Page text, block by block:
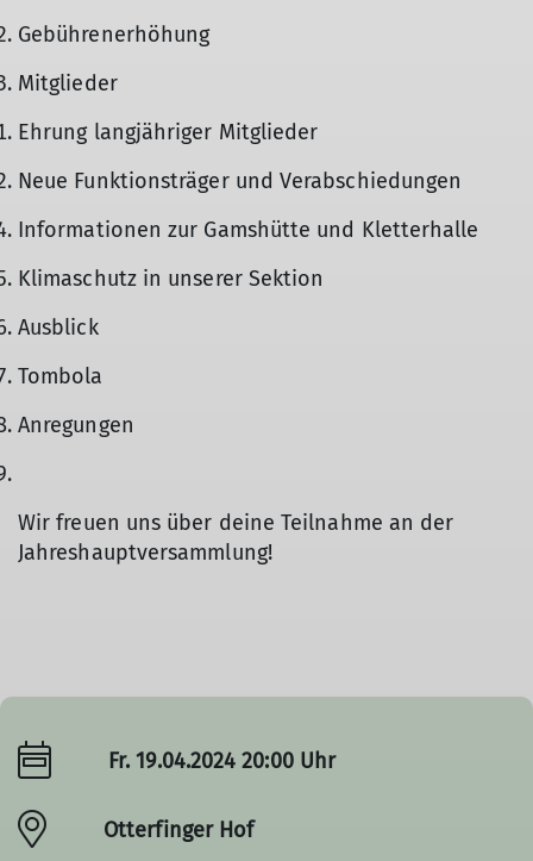
Gebührenerhöhung
Mitglieder
Ehrung langjähriger Mitglieder
Neue Funktionsträger und Verabschiedungen
Informationen zur Gamshütte und Kletterhalle
Klimaschutz in unserer Sektion
Ausblick
Tombola
Anregungen
Wir freuen uns über deine Teilnahme an der
Jahreshauptversammlung!
Fr. 19.04.2024 20:00 Uhr
Otterfinger Hof